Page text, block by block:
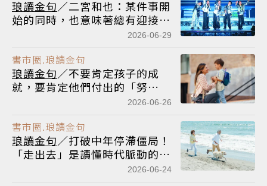
琅讀金句／二宮和也：某件事開
始的同時，也意味著總有迎接結
2026-06-29
書市圈.琅讀金句
琅讀金句／不要肯定孩子的成
就，要肯定他們付出的「努
力」。懂得努力才能逆境求存，
2026-06-26
書市圈.琅讀金句
琅讀金句／打破中年停滯僵局！
「走出去」是讀懂時代脈動的唯
2026-06-24